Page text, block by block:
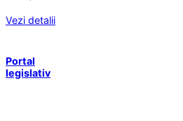
Vezi detalii
Portal
legislativ